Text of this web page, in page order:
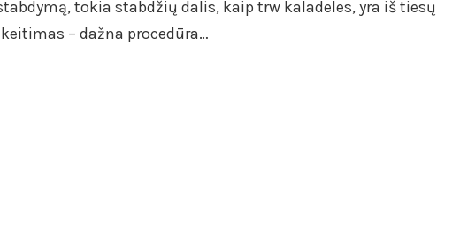
tokia stabdžių dalis, kaip trw kaladeles, yra iš tiesų
– dažna procedūra…